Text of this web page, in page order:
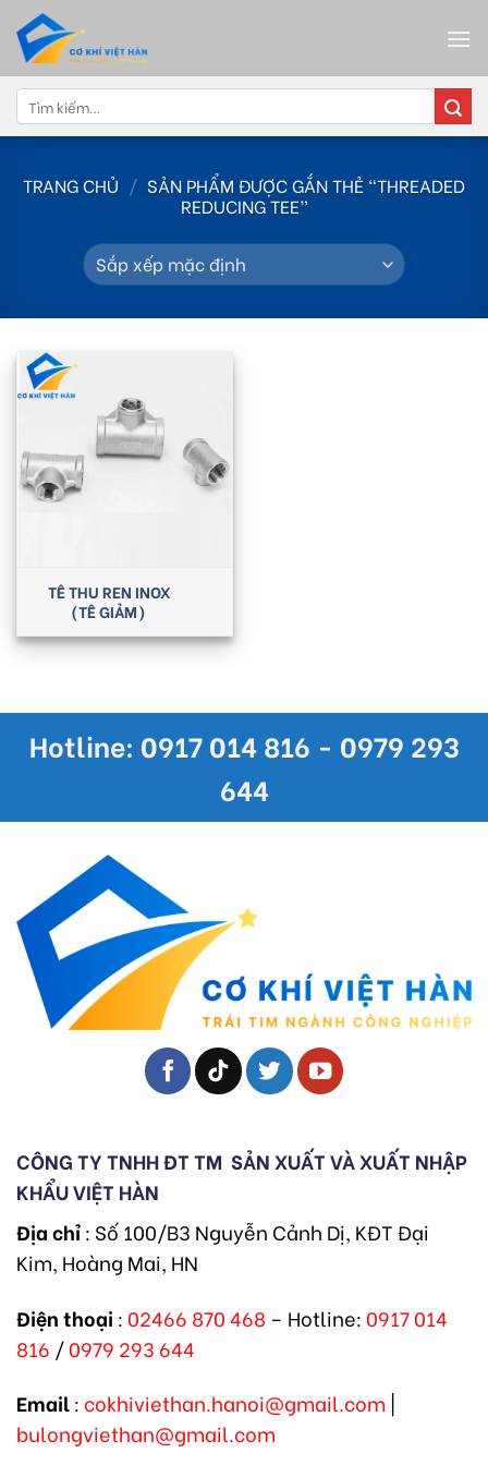
content
Tìm
kiếm:
TRANG CHỦ / SẢN PHẨM ĐƯỢC GẮN THẺ “THREADED
REDUCING TEE”
TÊ THU REN INOX
(TÊ GIẢM)
Hotline: 0917 014 816 - 0979 293
644
CÔNG TY TNHH ĐT TM SẢN XUẤT VÀ XUẤT NHẬP
KHẨU VIỆT HÀN
Địa chỉ: Số 100/B3 Nguyễn Cảnh Dị, KĐT Đại
Kim, Hoàng Mai, HN
Điện thoại : 02466 870 468 – Hotline: 0917 014
816 /0979 293 644
Email: cokhiviethan.hanoi@gmail.com
bulongviethan@gmail.com